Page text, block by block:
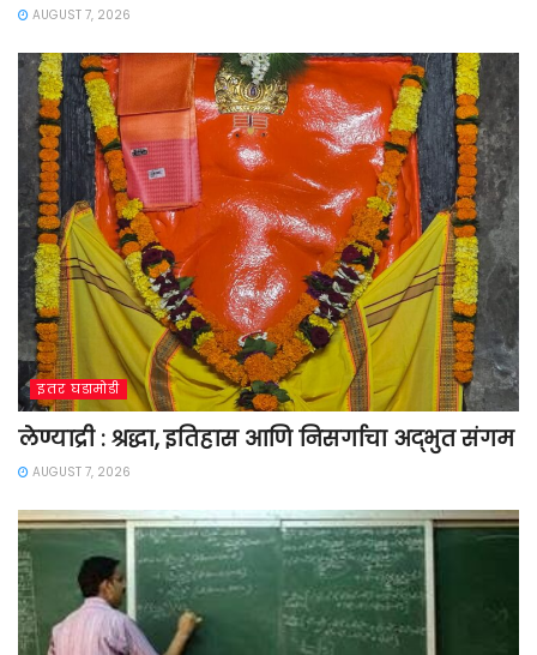
AUGUST 7, 2026
इतर घडामोडी
लेण्याद्री : श्रद्धा, इतिहास आणि निसर्गाचा अद्भुत संगम
AUGUST 7, 2026